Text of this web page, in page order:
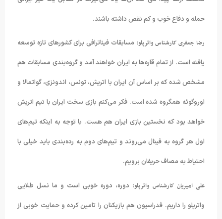
حمله و دفاع خوب و کم نقص داشته باشند.
رضا جعفری کارشناس واترپلو: مسابقات فیناترافی برای کشورهای تازه توسعه
یافته است. از تمام قاره‌ها به ایران خواهند آمد و گروه‌بندی مسابقات هم
مشخص شده که بر اساس آن ایران با اتریش، تونس، اندونزی، گواتمالا و
اوروگوئه همگروه شده است. فکر می‌کنم بازی سخت ایران با تیم اتریش
خواهد بود که نخستین بازی ایران هم هست. با توجه به اینکه تیم‌های
اول هر گروه به فینال می‌روند و تیم‌های دوم به رده‌بندی باید خیلی با
احتیاط به مصاف حریفان برویم.
علی امیریان کارشناس واترپلو: دوره، دوره خوبی است و ما نسل طلایی
واترپلو را داریم. فدراسیون هم بازیکنان را تامین کرده و حمایت خوبی از